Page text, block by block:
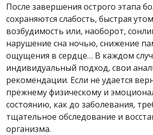
После завершения острого этапа
сохраняются слабость, быстрая
возбудимость или, наоборот,
нарушение сна ночью, снижение
ощущения в сердце… В каждом
индивидуальный подход, свои
рекомендации. Если не удается
прежнему физическому и
состоянию, как до заболевания,
тщательное обследование и
организма.